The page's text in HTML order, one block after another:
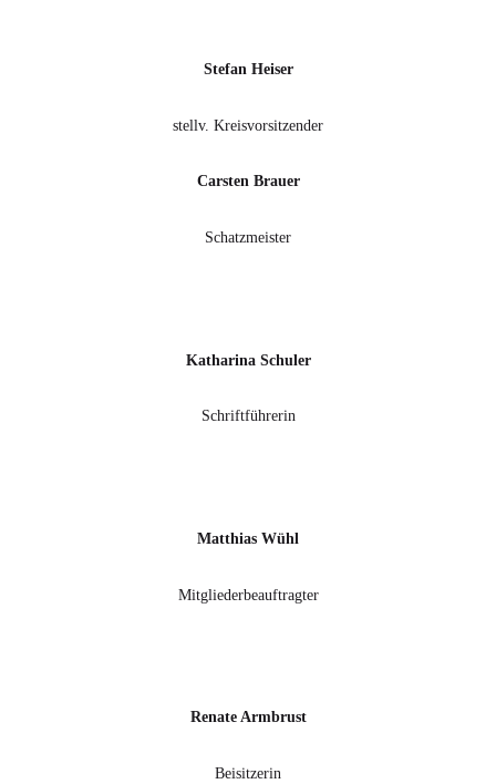
Stefan Heiser
stellv. Kreisvorsitzender
Carsten Brauer
Schatzmeister
Katharina Schuler
Schriftführerin
Matthias Wühl
Mitgliederbeauftragter
Renate Armbrust
Beisitzerin